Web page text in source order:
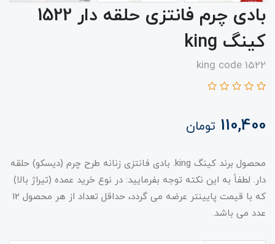
بادی چرم فانتزی حلقه دار 1522
کینگ king
king code 1522
110,400 تومان
محصول برند کینگ king. بادی فانتزی زنانه طرح چرم (دیسکو) حلقه
دار. لطفاً به این نکته توجه بفرمایید: در نوع خرید عمده (تیراژ بالا)
که با قیمت پایینتر عرضه می گردد، حداقل تعداد از هر محصول 12
عدد می باشد.